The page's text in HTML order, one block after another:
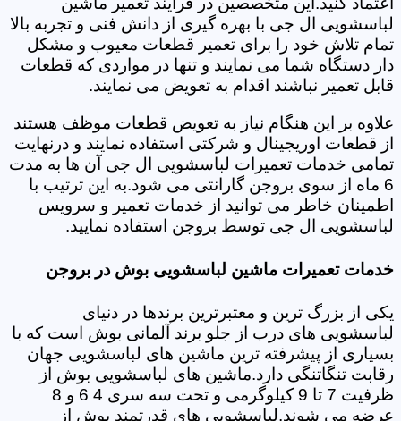
لباسشویی ال جی با بهره گیری از دانش فنی و تجربه بالا
تمام تلاش خود را برای تعمیر قطعات معیوب و مشکل
دار دستگاه شما می نمایند و تنها در مواردی که قطعات
قابل تعمیر نباشند اقدام به تعویض می نمایند.
علاوه بر این هنگام نیاز به تعویض قطعات موظف هستند
از قطعات اوریجینال و شرکتی استفاده نمایند و درنهایت
تمامی خدمات تعمیرات لباسشویی ال جی آن ها به مدت
6 ماه از سوی بروجن گارانتی می شود.به این ترتیب با
اطمینان خاطر می توانید از خدمات تعمیر و سرویس
لباسشویی ال جی توسط بروجن استفاده نمایید.
خدمات تعمیرات ماشین لباسشویی بوش در بروجن
یکی از بزرگ ترین و معتبرترین برندها در دنیای
لباسشویی های درب از جلو برند آلمانی بوش است که با
بسیاری از پیشرفته ترین ماشین های لباسشویی جهان
رقابت تنگاتنگی دارد.ماشین های لباسشویی بوش از
ظرفیت 7 تا 9 کیلوگرمی و تحت سه سری 4 6 و 8
عرضه می شوند.لباسشویی های قدرتمند بوش از